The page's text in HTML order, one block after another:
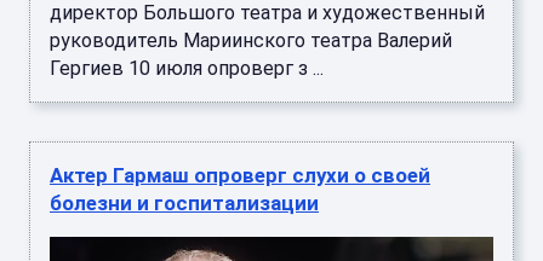
директор Большого театра и художественный
руководитель Мариинского театра Валерий
Гергиев 10 июля опроверг з ...
Актер Гармаш опроверг слухи о своей
болезни и госпитализации